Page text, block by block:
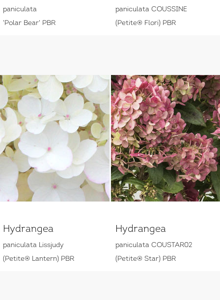
paniculata
'Polar Bear' PBR
paniculata COUSSINE
(Petite® Flori) PBR
Hydrangea
paniculata Lissjudy
(Petite® Lantern) PBR
Hydrangea
paniculata COUSTAR02
(Petite® Star) PBR